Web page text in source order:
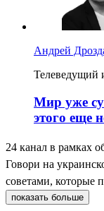
Андрей
Телеведущий
Мир уже
этого еще
24 канал в рамках
Говори на
советами, которые
показать больше